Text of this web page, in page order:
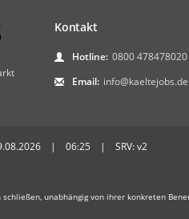
Kontakt
Hotline: 0800 478478020
Email: info@kaeltejobs.de
| 06:25 | SRV: v2
unabhängig von ihrer konkreten